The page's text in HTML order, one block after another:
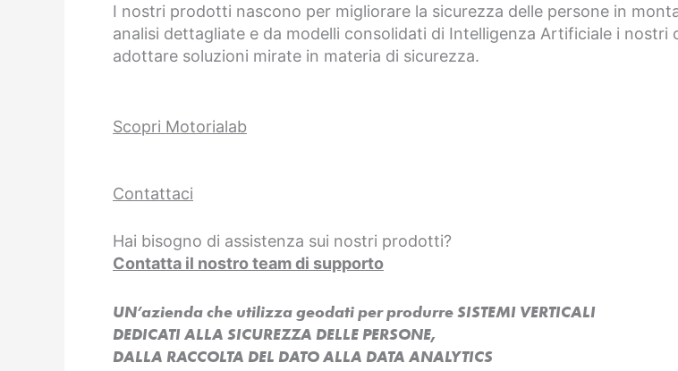
I nostri prodotti nascono per migliorare la sicurezza delle persone in
analisi dettagliate e da modelli consolidati di Intelligenza Artificiale i
adottare soluzioni mirate in materia di sicurezza.
Scopri Motorialab
Contattaci
Hai bisogno di assistenza sui nostri prodotti?
Contatta il nostro team di supporto
UN’azienda che utilizza geodati per produrre SISTEMI VERTICALI
DEDICATI ALLA SICUREZZA DELLE PERSONE,
DALLA RACCOLTA DEL DATO ALLA DATA ANALYTICS